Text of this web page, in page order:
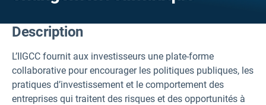
Description
L’IIGCC fournit aux investisseurs une plate-forme
collaborative pour encourager les politiques publiques, les
pratiques d’investissement et le comportement des
entreprises qui traitent des risques et des opportunités à